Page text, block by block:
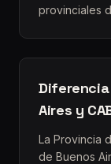
provinciales
Aires y
La Provincia
de Buenos